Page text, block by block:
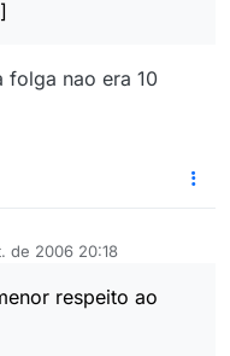
folga nao era 10
de 2006 20:18
respeito ao